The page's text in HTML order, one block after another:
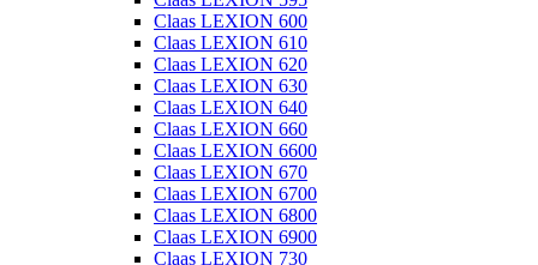
Claas LEXION 600
Claas LEXION 610
Claas LEXION 620
Claas LEXION 630
Claas LEXION 640
Claas LEXION 660
Claas LEXION 6600
Claas LEXION 670
Claas LEXION 6700
Claas LEXION 6800
Claas LEXION 6900
Claas LEXION 730